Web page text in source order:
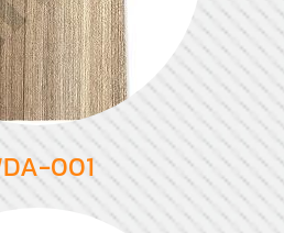
001